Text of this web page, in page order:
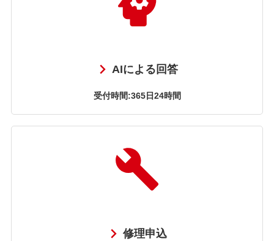
AIによる回答
受付時間:365日24時間
修理申込